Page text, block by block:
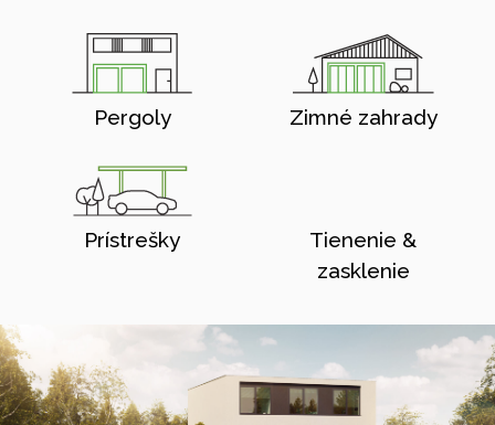
Pergoly Zimné zahrady
Prístrešky
Tienenie &
zasklenie